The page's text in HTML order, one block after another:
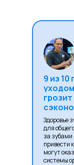
9 из
Здоровье
для
за зубами
привести
могут
системы